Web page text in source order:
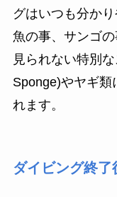
グはいつも分かり
魚の事、サンゴ
見られない特別
Sponge)やヤギ類
れます。
ダイビング終了